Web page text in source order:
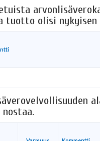
tuotto olisi nykyisen